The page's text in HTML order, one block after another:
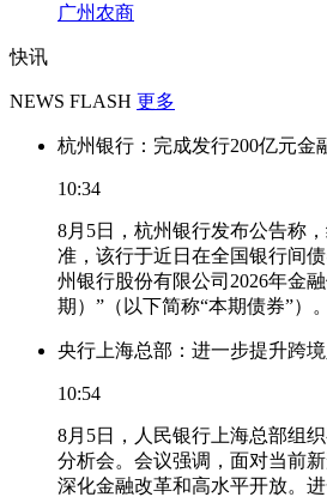
广州农商
快讯
NEWS FLASH 更多
杭州银行：完成发行200亿元金
10:34
8月5日，杭州银行发布公告称
准，该行于近日在全国银行间
州银行股份有限公司2026年金
期）”（以下简称“本期债券”）。
央行上海总部：进一步提升跨
10:54
8月5日，人民银行上海总部组
分析会。会议强调，面对当前
深化金融改革和高水平开放。